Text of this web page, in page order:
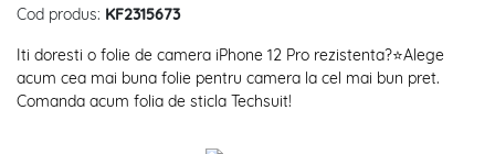
Cod produs: KF2315673
Iti doresti o folie de camera iPhone 12 Pro rezistenta?⭐Alege
acum cea mai buna folie pentru camera la cel mai bun pret.
Comanda acum folia de sticla Techsuit!